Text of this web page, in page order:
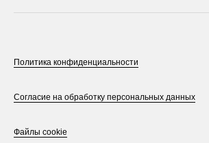
Политика конфиденциальности
Согласие на обработку персональных данных
Файлы cookie